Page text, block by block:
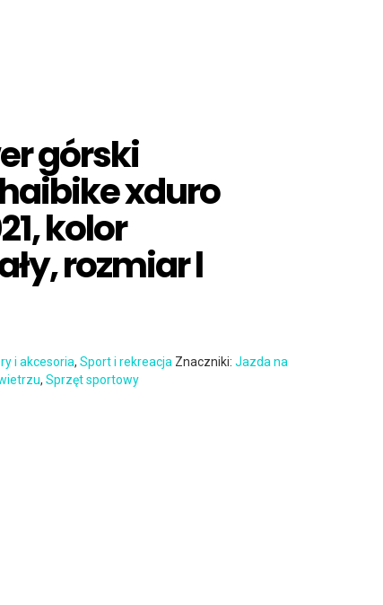
górski
xduro
kolor
rozmiar l
i akcesoria,Sport i rekreacja Znaczniki:Jazda na
,Sprzęt sportowy